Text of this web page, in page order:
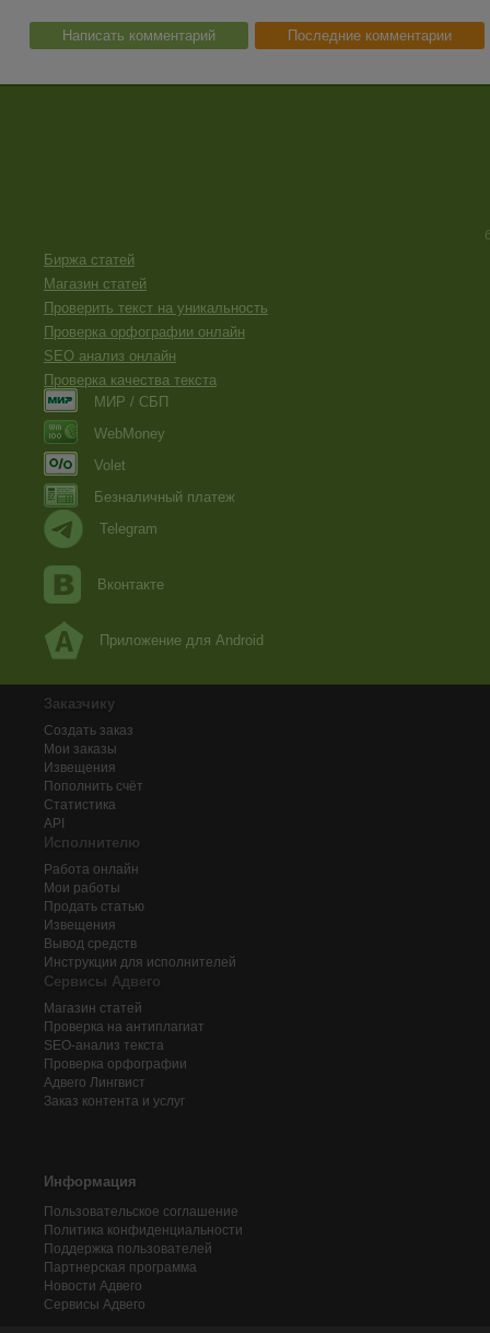
Написать комментарий Последние комментарии
Биржа статей
Магазин статей
Проверить текст на уникальность
Проверка орфографии онлайн
SEO анализ онлайн
Проверка качества текста
МИР / СБП
WebMoney
Volet
Безналичный платеж
Telegram
Вконтакте
Приложение для Android
Заказчику
Создать заказ
Мои заказы
Извещения
Пополнить счёт
Статистика
API
Исполнителю
Работа онлайн
Мои работы
Продать статью
Извещения
Вывод средств
Инструкции для исполнителей
Сервисы Адвего
Магазин статей
Проверка на антиплагиат
SEO-анализ текста
Проверка орфографии
Адвего Лингвист
Заказ контента и услуг
Информация
Пользовательское соглашение
Политика конфиденциальности
Поддержка пользователей
Партнерская программа
Новости Адвего
Сервисы Адвего